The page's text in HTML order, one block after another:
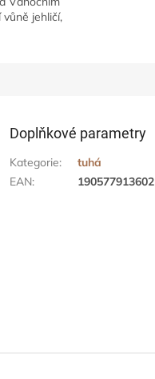
vůně jehličí,
Doplňkové parametry
Kategorie:
tuhá
EAN: 190577913602